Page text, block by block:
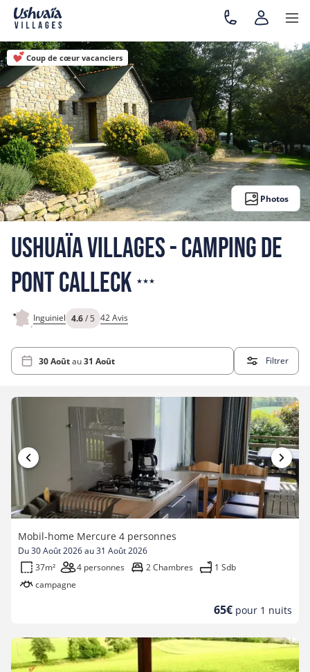
Photos
Coup de cœur vacanciers
Ushuaïa Villages - Camping de
Pont Calleck3
★★★
Inguiniel 4.6/ 5 42 Avis
30 Aoûtau31 Août Filtrer
Mobil-home Mercure 4 personnes
Du 30 Août 2026 au 31 Août 2026
37m²
4 personnes 2 Chambres
1 Sdb
campagne
Nouveau
65€ pour 1 nuits